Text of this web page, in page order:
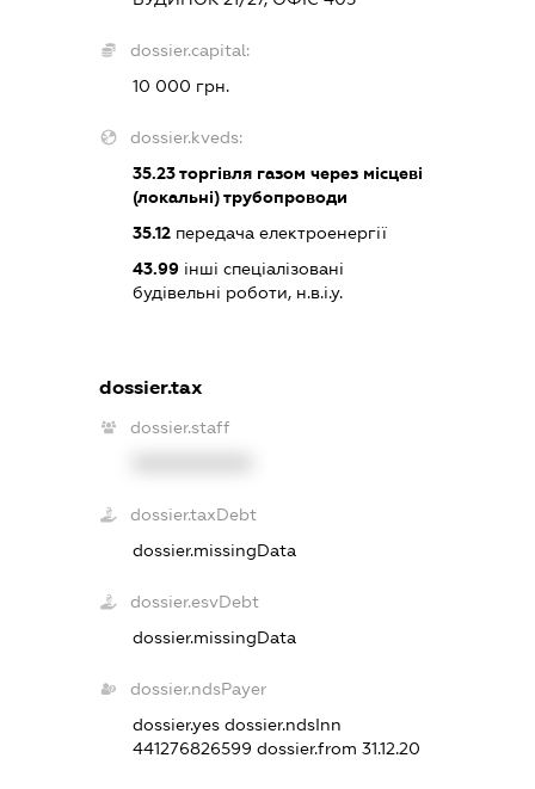
dossier.capital:
10 000 грн.
dossier.kveds:
35.23торгівля газом через місцеві
(локальні) трубопроводи
35.12 передача електроенергії
43.99 інші спеціалізовані
будівельні роботи, н.в.і.у.
dossier.tax
dossier.staff
dossier.taxDebt
dossier.missingData
dossier.esvDebt
dossier.missingData
dossier.ndsPayer
dossier.yesdossier.ndsInn
441276826599dossier.from 31.12.20